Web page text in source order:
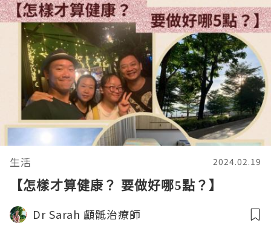
生活 2024.02.19
【怎樣才算健康？ 要做好哪5點？】
Dr Sarah 顱骶治療師